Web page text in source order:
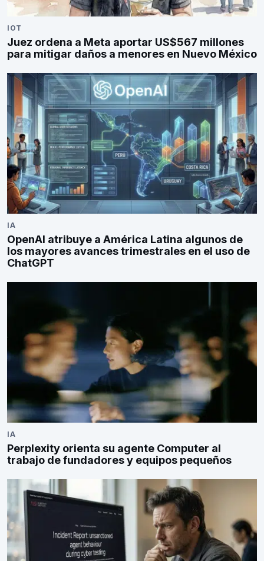
IOT
Juez ordena a Meta aportar US$567 millones
para mitigar daños a menores en Nuevo México
IA
OpenAI atribuye a América Latina algunos de
los mayores avances trimestrales en el uso de
ChatGPT
IA
Perplexity orienta su agente Computer al
trabajo de fundadores y equipos pequeños